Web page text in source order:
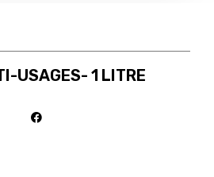
USAGES- 1 LITRE